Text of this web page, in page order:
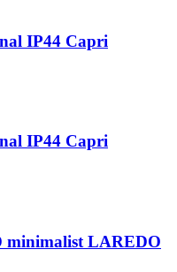
IP44 Capri
IP44 Capri
minimalist LAREDO